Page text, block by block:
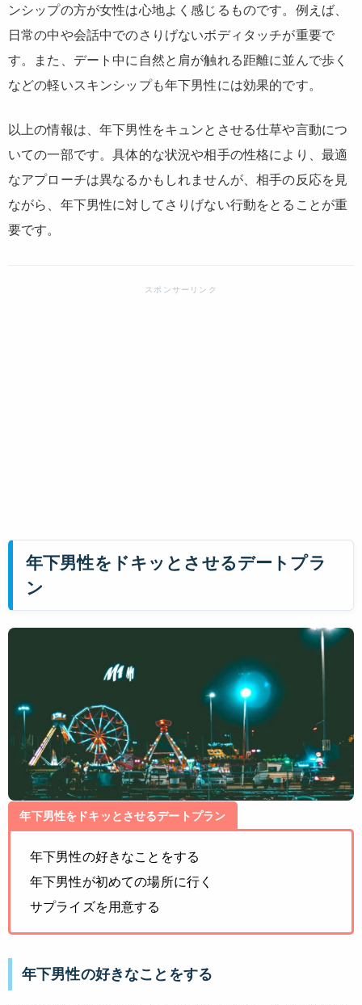
ンシップの方が女性は心地よく感じるものです。例えば、
日常の中や会話中でのさりげないボディタッチが重要で
す。また、デート中に自然と肩が触れる距離に並んで歩く
などの軽いスキンシップも年下男性には効果的です。
以上の情報は、年下男性をキュンとさせる仕草や言動につ
いての一部です。具体的な状況や相手の性格により、最適
なアプローチは異なるかもしれませんが、相手の反応を見
ながら、年下男性に対してさりげない行動をとることが重
要です。
年下男性をドキッとさせるデートプラ
ン
年下男性をドキッとさせるデートプラン
年下男性の好きなことをする
年下男性が初めての場所に行く
サプライズを用意する
年下男性の好きなことをする